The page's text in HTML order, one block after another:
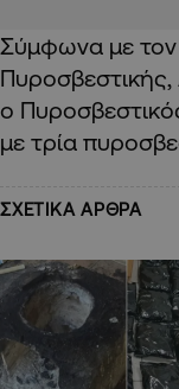
Σύμφωνα με
ο
με τρία
ΣΧΕΤΙΚΑ ΑΡΘΡΑ